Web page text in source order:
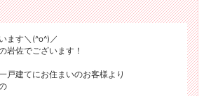
ます＼(^o^)／
岩佐でございます！
戸建てにお住まいのお客様より